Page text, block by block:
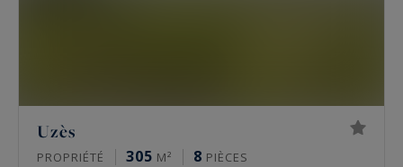
Uzès
PROPRIÉTÉ 305 M² 8 PIÈCES